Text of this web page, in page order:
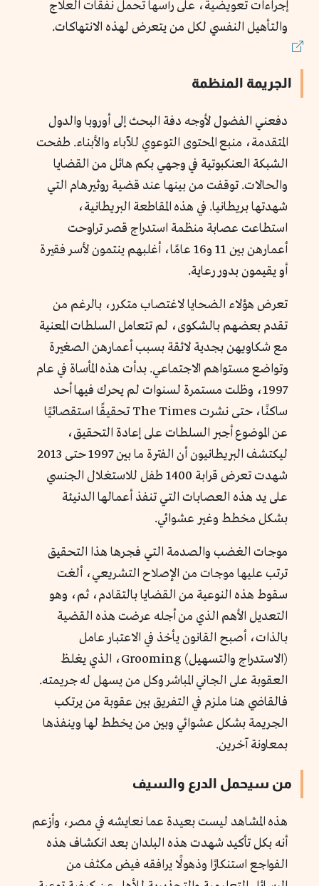
إجراءات تعويضية، على رأسها تحمل نفقات العلاج
والتأهيل النفسي لكل من يتعرض لهذه الانتهاكات.
الجريمة المنظمة
دفعني الفضول لأوجه دفة البحث إلى أوروبا والدول
المتقدمة، منبع المحتوى التوعوي للآباء والأبناء. طفحت
الشبكة العنكبوتية في وجهي بكم هائل من القضايا
والحالات. توقفت من بينها عند قضية روثيرهام التي
شهدتها بريطانيا. في هذه المقاطعة البريطانية،
استطاعت عصابة منظمة استدراج قصر تراوحت
أعمارهن بين 11 و16 عامًا، أغلبهم ينتمون لأسر فقيرة
أو يقيمون بدور رعاية.
تعرض هؤلاء الضحايا لاغتصاب متكرر، بالرغم من
تقدم بعضهم بالشكوى، لم تتعامل السلطات المعنية
مع شكاويهن بجدية لائقة بسبب أعمارهن الصغيرة
وتواضع مستواهم الاجتماعي. بدأت هذه المأساة في عام
1997، وظلت مستمرة لسنوات لم يحرك فيها أحد
ساكنًا، حتى نشرت The Times تحقيقًا استقصائيًا
عن الموضوع أجبر السلطات على إعادة التحقيق،
ليكتشف البريطانيون أن الفترة ما بين 1997 حتى 2013
شهدت تعرض قرابة 1400 طفل للاستغلال الجنسي
على يد هذه العصابات التي تنفذ أعمالها الدنيئة
بشكل مخطط وغير عشوائي.
موجات الغضب والصدمة التي فجرها هذا التحقيق
ترتب عليها موجات من الإصلاح التشريعي، ألغت
سقوط هذه النوعية من القضايا بالتقادم، ثم، وهو
التعديل الأهم الذي من أجله عرضت هذه القضية
بالذات، أصبح القانون يأخذ في الاعتبار عامل
(الاستدراج والتسهيل) Grooming، الذي يغلظ
العقوبة على الجاني المباشر وكل من يسهل له جريمته.
فالقاضي هنا ملزم في التفريق بين عقوبة من يرتكب
الجريمة بشكل عشوائي وبين من يخطط لها وينفذها
بمعاونة آخرين.
من سيحمل الدرع والسيف
هذه المشاهد ليست بعيدة عما نعايشه في مصر، وأزعم
أنه بكل تأكيد شهدت هذه البلدان بعد انكشاف هذه
الفواجع استنكارًا وذهولًا يرافقه فيض مكثف من